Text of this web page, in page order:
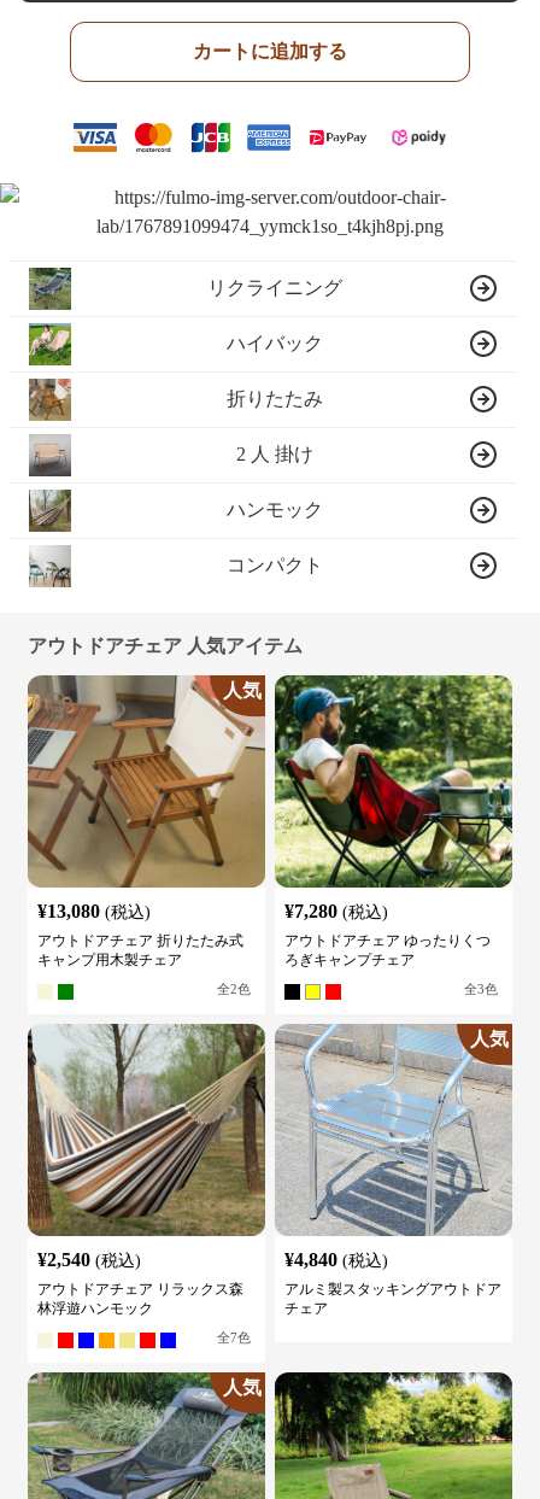
カートに追加する
リクライニング
ハイバック
折りたたみ
2 人 掛け
ハンモック
コンパクト
アウトドアチェア 人気アイテム
人気
¥13,080 (税込)
アウトドアチェア 折りたたみ式
キャンプ用木製チェア
全2色
¥7,280 (税込)
アウトドアチェア ゆったりくつ
ろぎキャンプチェア
全3色
¥2,540 (税込)
アウトドアチェア リラックス森
林浮遊ハンモック
全7色
人気
¥4,840 (税込)
アルミ製スタッキングアウトドア
チェア
人気